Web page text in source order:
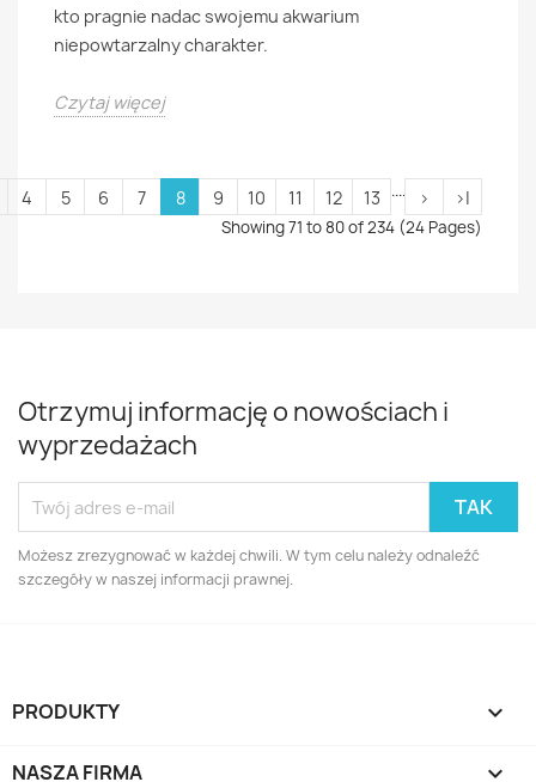
kto pragnie nadac swojemu akwarium
niepowtarzalny charakter.
Czytaj więcej
4 5 6 7 8 9 10 11 12 13 .... > >|
Showing 71 to 80 of 234 (24 Pages)
Otrzymuj informację o nowościach i
wyprzedażach
Możesz zrezygnować w każdej chwili. W tym celu należy odnaleźć
szczegóły w naszej informacji prawnej.
PRODUKTY 
NASZA FIRMA 